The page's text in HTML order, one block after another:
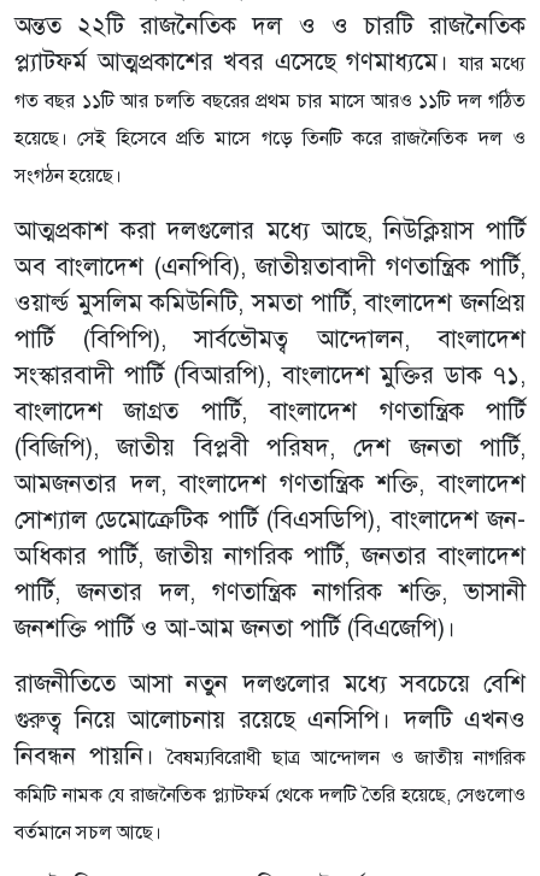
অন্তত ২২টি রাজনৈতিক দল ও ও চারটি রাজনৈতিক
প্ল্যাটফর্ম আত্মপ্রকাশের খবর এসেছে গণমাধ্যমে।যার মধ্যে
গত বছর ১১টি আর চলতি বছরের প্রথম চার মাসে আরও ১১টি দল গঠিত
হয়েছে। সেই হিসেবে প্রতি মাসে গড়ে তিনটি করে রাজনৈতিক দল ও
সংগঠন হয়েছে।
আত্মপ্রকাশ করা দলগুলোর মধ্যে আছে, নিউক্লিয়াস পার্টি
অব বাংলাদেশ (এনপিবি), জাতীয়তাবাদী গণতান্ত্রিক পার্টি,
ওয়ার্ল্ড মুসলিম কমিউনিটি, সমতা পার্টি, বাংলাদেশ জনপ্রিয়
পার্টি (বিপিপি), সার্বভৌমত্ব আন্দোলন, বাংলাদেশ
সংস্কারবাদী পার্টি (বিআরপি), বাংলাদেশ মুক্তির ডাক ৭১,
বাংলাদেশ জাগ্রত পার্টি, বাংলাদেশ গণতান্ত্রিক পার্টি
(বিজিপি), জাতীয় বিপ্লবী পরিষদ, দেশ জনতা পার্টি,
আমজনতার দল, বাংলাদেশ গণতান্ত্রিক শক্তি, বাংলাদেশ
সোশ্যাল ডেমোক্রেটিক পার্টি (বিএসডিপি), বাংলাদেশ জন-
অধিকার পার্টি, জাতীয় নাগরিক পার্টি, জনতার বাংলাদেশ
পার্টি, জনতার দল, গণতান্ত্রিক নাগরিক শক্তি, ভাসানী
জনশক্তি পার্টি ও আ-আম জনতা পার্টি (বিএজেপি)।
রাজনীতিতে আসা নতুন দলগুলোর মধ্যে সবচেয়ে বেশি
গুরুত্ব নিয়ে আলোচনায় রয়েছে এনসিপি। দলটি এখনও
নিবন্ধন পায়নি।বৈষম্যবিরোধী ছাত্র আন্দোলন ও জাতীয় নাগরিক
কমিটি নামক যে রাজনৈতিক প্ল্যাটফর্ম থেকে দলটি তৈরি হয়েছে, সেগুলোও
বর্তমানে সচল আছে।